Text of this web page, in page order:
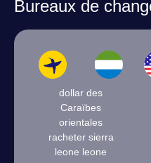
Bureaux de
dollar des
Caraïbes
orientales
racheter sierra
leone leone